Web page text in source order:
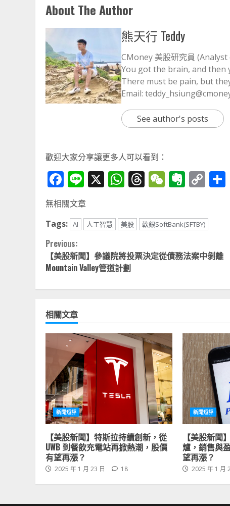
About The Author
熊天行 Teddy
CMoney 美股研究員 (Analyst
You got the brain, and then
There must be pain, but
Email:
See author's posts
歡迎大家分享讓更多人可以看到：
Facebook
Line
X WhatsApp
Threads
WeChat
無相關文章
Tags: AI 人工智慧 美股 軟銀SoftBank(SFTBY)
Continue
Reading
Previous:
【美股新聞】參議院將投票決定從債務法案中剝離
Mountain Valley管道計劃
相關文章
新聞短評
【美股新聞】特斯拉持續創新，從
UWB 到餐飲充電站再掀熱潮，股價
有望再漲？
2025 年 1 月 23 日 18
新聞短評
【美股新聞
爐，銷售與
望再漲？
2025 年 1 月